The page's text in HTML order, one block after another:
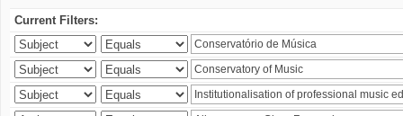
Current Filters: